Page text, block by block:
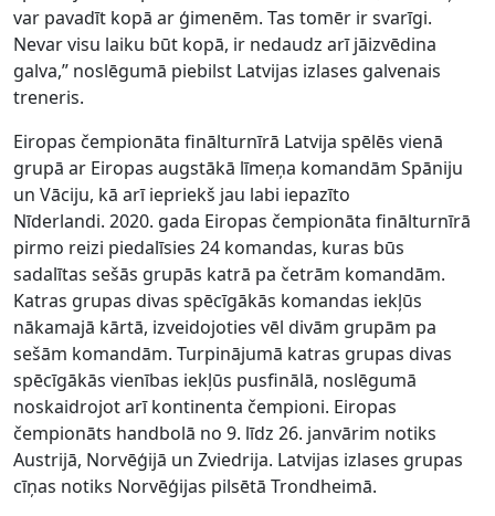
var pavadīt kopā ar ģimenēm. Tas tomēr ir svarīgi.
Nevar visu laiku būt kopā, ir nedaudz arī jāizvēdina
galva,” noslēgumā piebilst Latvijas izlases galvenais
treneris.
Eiropas čempionāta finālturnīrā Latvija spēlēs vienā
grupā ar Eiropas augstākā līmeņa komandām Spāniju
un Vāciju, kā arī iepriekš jau labi iepazīto
Nīderlandi. 2020. gada Eiropas čempionāta finālturnīrā
pirmo reizi piedalīsies 24 komandas, kuras būs
sadalītas sešās grupās katrā pa četrām komandām.
Katras grupas divas spēcīgākās komandas iekļūs
nākamajā kārtā, izveidojoties vēl divām grupām pa
sešām komandām. Turpinājumā katras grupas divas
spēcīgākās vienības iekļūs pusfinālā, noslēgumā
noskaidrojot arī kontinenta čempioni. Eiropas
čempionāts handbolā no 9. līdz 26. janvārim notiks
Austrijā, Norvēģijā un Zviedrija. Latvijas izlases grupas
cīņas notiks Norvēģijas pilsētā Trondheimā.